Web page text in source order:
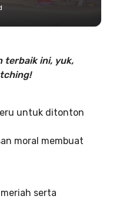
terbaik ini, yuk,
!
untuk ditonton
moral membuat
serta